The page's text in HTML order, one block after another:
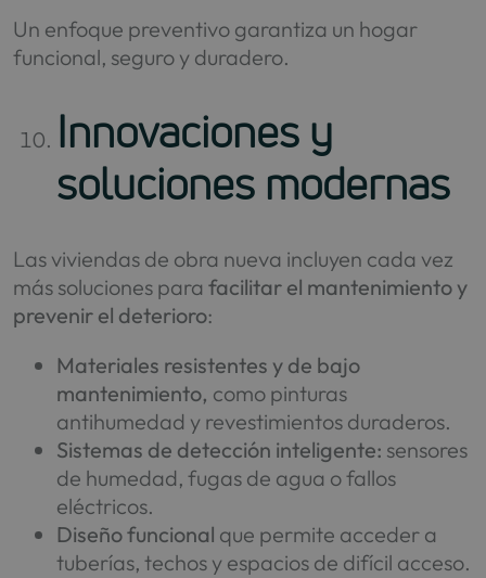
Un enfoque preventivo garantiza un hogar
funcional, seguro y duradero.
Innovaciones y
soluciones modernas
Las viviendas de obra nueva incluyen cada vez
más soluciones para facilitar el mantenimiento y
prevenir el deterioro:
Materiales resistentes y de bajo
mantenimiento, como pinturas
antihumedad y revestimientos duraderos.
Sistemas de detección inteligente: sensores
de humedad, fugas de agua o fallos
eléctricos.
Diseño funcional que permite acceder a
tuberías, techos y espacios de difícil acceso.